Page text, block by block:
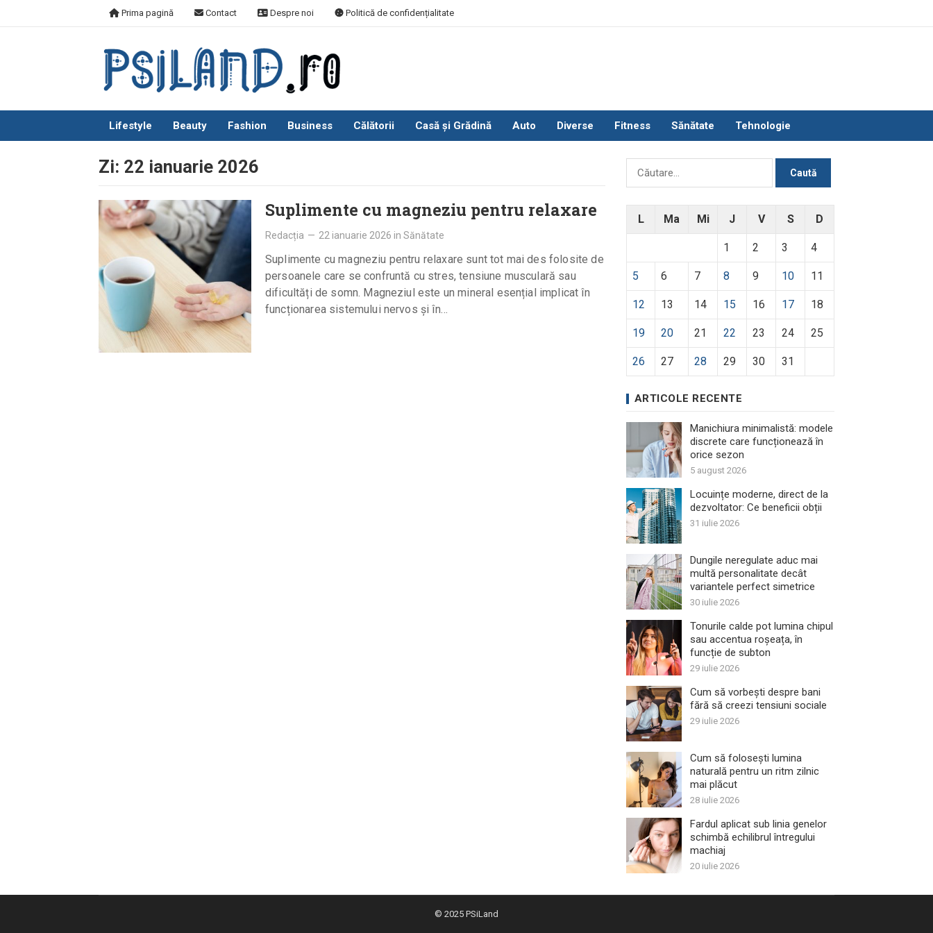
Prima pagină Contact Despre noi Politică de confidențialitate
Lifestyle Beauty Fashion Business Călătorii Casă și Grădină Auto Diverse Fitness Sănătate Tehnologie
Zi: 22 ianuarie 2026
Suplimente cu magneziu pentru relaxare
Redacția — 22 ianuarie 2026 in Sănătate
Suplimente cu magneziu pentru relaxare sunt tot mai des folosite de
persoanele care se confruntă cu stres, tensiune musculară sau
dificultăți de somn. Magneziul este un mineral esențial implicat în
funcționarea sistemului nervos și în…
Caută
L Ma Mi J V S D
1 2 3 4
5 6 7 8 9 10 11
12 13 14 15 16 17 18
19 20 21 22 23 24 25
26 27 28 29 30 31
ARTICOLE RECENTE
Manichiura minimalistă: modele
discrete care funcționează în
orice sezon
5 august 2026
Locuințe moderne, direct de la
dezvoltator: Ce beneficii obții
31 iulie 2026
Dungile neregulate aduc mai
multă personalitate decât
variantele perfect simetrice
30 iulie 2026
Tonurile calde pot lumina chipul
sau accentua roșeața, în
funcție de subton
29 iulie 2026
Cum să vorbești despre bani
fără să creezi tensiuni sociale
29 iulie 2026
Cum să folosești lumina
naturală pentru un ritm zilnic
mai plăcut
28 iulie 2026
Fardul aplicat sub linia genelor
schimbă echilibrul întregului
machiaj
20 iulie 2026
© 2025 PSiLand